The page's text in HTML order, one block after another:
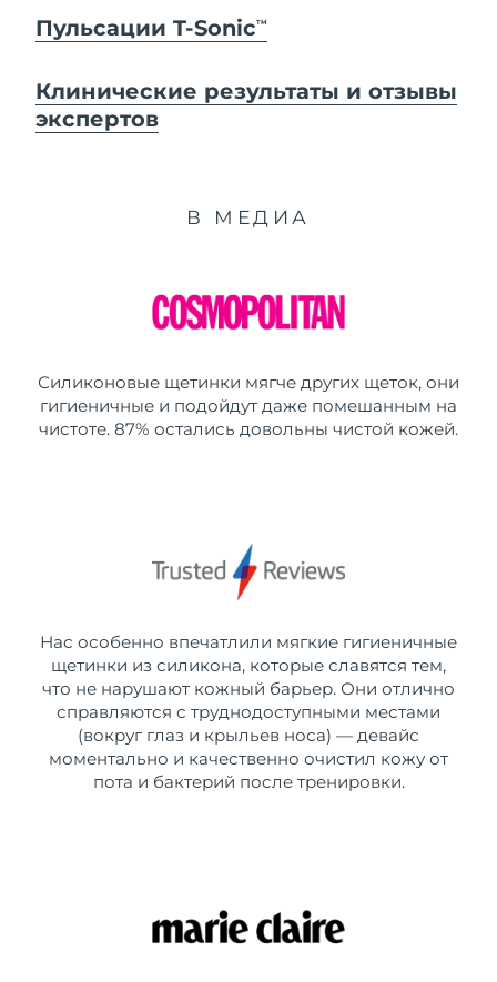
Пульсации T-SonicTM
Клинические результаты и отзывы
экспертов
В МЕДИА
Силиконовые щетинки мягче других щеток, они
гигиеничные и подойдут даже помешанным на
чистоте. 87% остались довольны чистой кожей.
Нас особенно впечатлили мягкие гигиеничные
щетинки из силикона, которые славятся тем,
что не нарушают кожный барьер. Они отлично
справляются с труднодоступными местами
(вокруг глаз и крыльев носа) — девайс
моментально и качественно очистил кожу от
пота и бактерий после тренировки.